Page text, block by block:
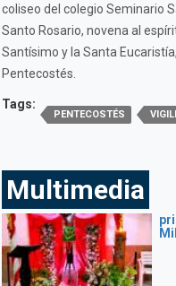
coliseo del colegio Seminario
Santo Rosario, novena al
Santísimo y la Santa
Pentecostés.
Tags:
PENTECOSTÉS
Multimedia